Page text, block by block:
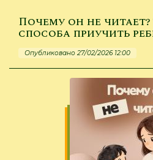
Почему он не
способа приучить
Опубликовано 27/02/2026 12:00